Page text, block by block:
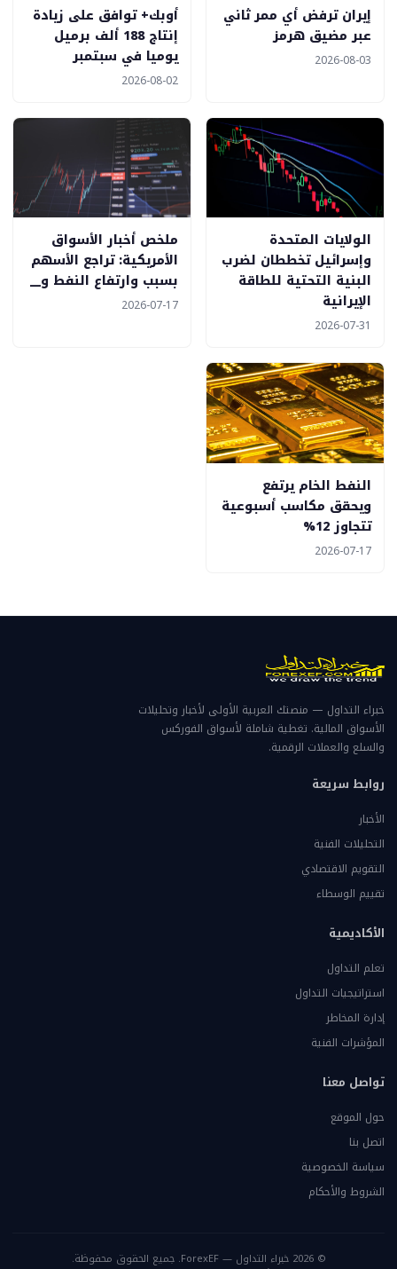
إيران ترفض أي ممر ثاني
عبر مضيق هرمز
2026-08-03
أوبك+ توافق على زيادة
إنتاج 188 ألف برميل
يوميا في سبتمبر
2026-08-02
الولايات المتحدة
وإسرائيل تخططان لضرب
البنية التحتية للطاقة
الإيرانية
2026-07-31
ملخص أخبار الأسواق
الأمريكية: تراجع الأسهم
بسبب وارتفاع النفط و__
2026-07-17
النفط الخام يرتفع
ويحقق مكاسب أسبوعية
تتجاوز 12%
2026-07-17
خبراء التداول — منصتك العربية الأولى لأخبار وتحليلات
الأسواق المالية. تغطية شاملة لأسواق الفوركس
والسلع والعملات الرقمية.
روابط سريعة
الأخبار
التحليلات الفنية
التقويم الاقتصادي
تقييم الوسطاء
الأكاديمية
تعلم التداول
استراتيجيات التداول
إدارة المخاطر
المؤشرات الفنية
تواصل معنا
حول الموقع
اتصل بنا
سياسة الخصوصية
الشروط والأحكام
© 2026 خبراء التداول — ForexEF. جميع الحقوق محفوظة.